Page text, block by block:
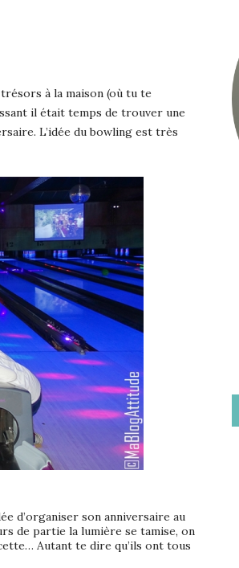
à la maison (où tu te
il était temps de trouver une
L’idée du bowling est très
d’organiser son anniversaire au
de partie la lumière se tamise, on
Autant te dire qu’ils ont tous